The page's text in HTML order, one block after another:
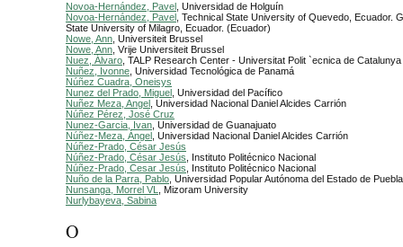
Novoa-Hernández, Pavel
, Universidad de Holguín
Novoa-Hernández, Pavel
, Technical State University of Quevedo, Ecuador.
State University of Milagro, Ecuador. (Ecuador)
Nowe, Ann , Universiteit Brussel
Nowe, Ann , Vrije Universiteit Brussel
Nuez, Álvaro , TALP Research Center - Universitat Polit `ecnica de Catalunya
Nuñez, Ivonne , Universidad Tecnológica de Panamá
Núñez Cuadra, Oneisys
Nunez del Prado, Miguel
, Universidad del Pacífico
Nuñez Meza, Angel
, Universidad Nacional Daniel Alcides Carrión
Núñez Pérez, José Cruz
Nunez-Garcia, Ivan , Universidad de Guanajuato
Núñez-Meza, Ángel
, Universidad Nacional Daniel Alcides Carrión
Núñez-Prado, César Jesús
Núñez-Prado, César Jesús , Instituto Politécnico Nacional
Núñez-Prado, Cesar Jesús , Instituto Politécnico Nacional
Nuño de la Parra, Pablo , Universidad Popular Autónoma del Estado de Puebla
Nunsanga, Morrel VL
, Mizoram University
Nurlybayeva, Sabina
O